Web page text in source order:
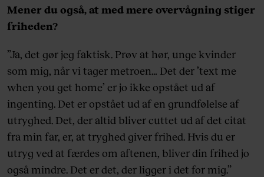
Mener du også, at med mere overvågning stiger
friheden?
”Ja, det gør jeg faktisk. Prøv at hør, unge kvinder
som mig, når vi tager metroen… Det der ’text me
when you get home’ er jo ikke opstået ud af
ingenting. Det er opstået ud af en grundfølelse af
utryghed. Det, der altid bliver cuttet ud af det citat
fra min far, er, at tryghed giver frihed. Hvis du er
utryg ved at færdes om aftenen, bliver din frihed jo
også mindre. Det er det, der ligger i det for mig.”